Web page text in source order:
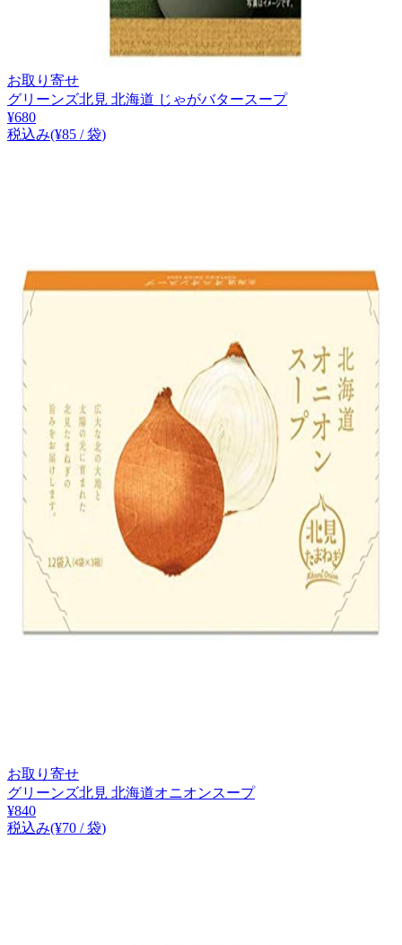
お取り寄せ
グリーンズ北見 北海道 じゃがバタースープ
¥680
税込み(¥85 / 袋)
お取り寄せ
グリーンズ北見 北海道オニオンスープ
¥840
税込み(¥70 / 袋)